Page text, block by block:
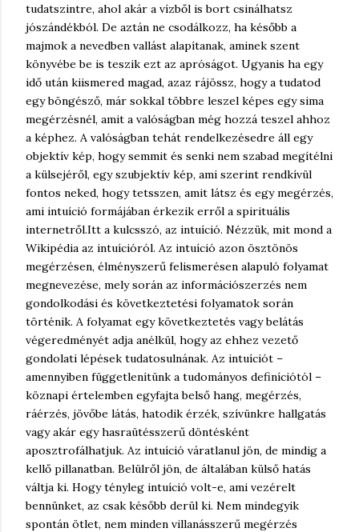
tudatszintre, ahol akár a vízből is bort csinálhatsz
jószándékból. De aztán ne csodálkozz, ha később a
majmok a nevedben vallást alapítanak, aminek szent
könyvébe be is teszik ezt az apróságot. Ugyanis ha egy
idő után kiismered magad, azaz rájössz, hogy a tudatod
egy böngésző, már sokkal többre leszel képes egy sima
megérzésnél, amit a valóságban még hozzá teszel ahhoz
a képhez. A valóságban tehát rendelkezésedre áll egy
objektív kép, hogy semmit és senki nem szabad megítélni
a külsejéről, egy szubjektív kép, ami szerint rendkívül
fontos neked, hogy tetsszen, amit látsz és egy megérzés,
ami intuíció formájában érkezik erről a spirituális
internetről.Itt a kulcsszó, az intuíció. Nézzük, mit mond a
Wikipédia az intuícióról. Az intuíció azon ösztönös
megérzésen, élményszerű felismerésen alapuló folyamat
megnevezése, mely során az információszerzés nem
gondolkodási és következtetési folyamatok során
történik. A folyamat egy következtetés vagy belátás
végeredményét adja anélkül, hogy az ehhez vezető
gondolati lépések tudatosulnának. Az intuíciót –
amennyiben függetlenítünk a tudományos definíciótól –
köznapi értelemben egyfajta belső hang, megérzés,
ráérzés, jövőbe látás, hatodik érzék, szívünkre hallgatás
vagy akár egy hasraütésszerű döntésként
aposztrofálhatjuk. Az intuíció váratlanul jön, de mindig a
kellő pillanatban. Belülről jön, de általában külső hatás
váltja ki. Hogy tényleg intuíció volt-e, ami vezérelt
bennünket, az csak később derül ki. Nem mindegyik
spontán ötlet, nem minden villanásszerű megérzés